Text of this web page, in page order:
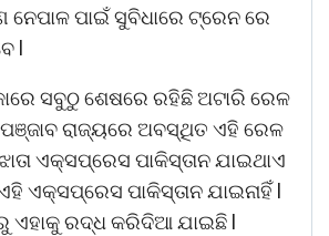
ପାଇଁ ସୁବିଧାରେ ଟ୍ରେନ ରେ
l
ସବୁଠୁ ଶେଷରେ ରହିଛି ଅଟାରି ରେଳ
ପଞ୍ଜାବ ରାଜ୍ୟରେ ଅବସ୍ଥିତ ଏହି ରେଳ
ଏକ୍ସପ୍ରେସ ପାକିସ୍ତାନ ଯାଇଥାଏ
ଏକ୍ସପ୍ରେସ ପାକିସ୍ତାନ ଯାଇନାହିଁ l
ଏହାକୁ ରଦ୍ଧ କରିଦିଆ ଯାଇଛି l